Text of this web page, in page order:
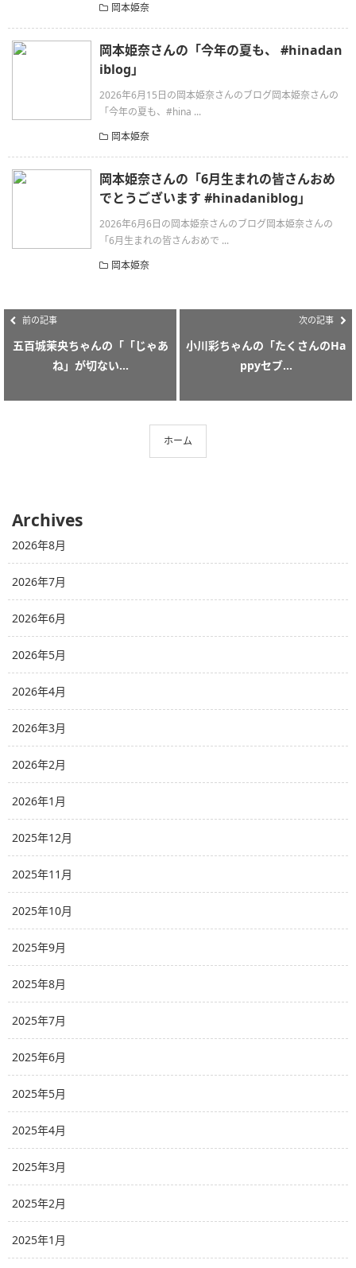
岡本姫奈
岡本姫奈さんの「今年の夏も、 #hinadan
iblog」
2026年6月15日の岡本姫奈さんのブログ岡本姫奈さんの
「今年の夏も、#hina ...
岡本姫奈
岡本姫奈さんの「6月生まれの皆さんおめ
でとうございます #hinadaniblog」
2026年6月6日の岡本姫奈さんのブログ岡本姫奈さんの
「6月生まれの皆さんおめで ...
岡本姫奈
前の記事
五百城茉央ちゃんの「「じゃあ
ね」が切ない...
次の記事
小川彩ちゃんの「たくさんのHa
ppyセブ...
ホーム
Archives
2026年8月
2026年7月
2026年6月
2026年5月
2026年4月
2026年3月
2026年2月
2026年1月
2025年12月
2025年11月
2025年10月
2025年9月
2025年8月
2025年7月
2025年6月
2025年5月
2025年4月
2025年3月
2025年2月
2025年1月